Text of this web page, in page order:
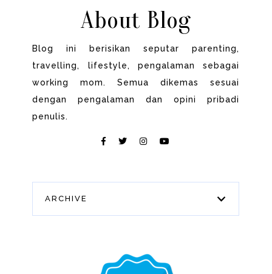
About Blog
Blog ini berisikan seputar parenting,
travelling, lifestyle, pengalaman sebagai
working mom. Semua dikemas sesuai
dengan pengalaman dan opini pribadi
penulis.
ARCHIVE